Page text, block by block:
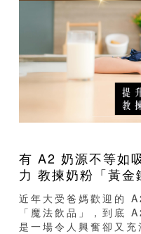
有 A2 奶源不等如
力 教揀奶粉「黃金
近年大受爸媽歡迎的
「魔法飲品」，到底
是一場令人興奮卻又